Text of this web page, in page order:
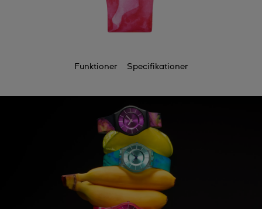
Funktioner Specifikationer